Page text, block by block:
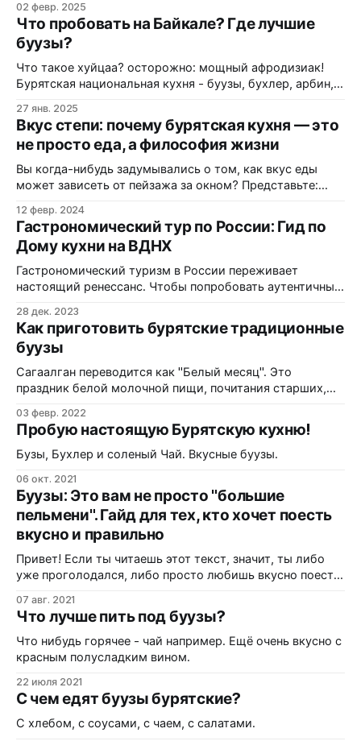
макушке и ровно 33 защипами. Бурятская кухня — это
не просто еда: это зашифрованный язык кочевой
цивилизации, где форма каждого изделия несёт
сакральный смысл. В этой статье вы узнаете: как
появились буузы и
02 февр. 2025
Что пробовать на Байкале? Где лучшие
буузы?
Что такое хуйцаа? осторожно: мощный афродизиак!
Бурятская национальная кухня - буузы, бухлер, арбин,
нужно пробовать гостям Байкала и то, что очень любим
мы, местные жители. Мы решили объехать самые
популярные кафе бурятской кухни в Иркутске и
выяснить, где вкуснее! Буузы и не только:
27 янв. 2025
Вкус степи: почему бурятская кухня — это
не просто еда, а философия жизни
Вы когда-нибудь задумывались о том, как вкус еды
может зависеть от пейзажа за окном? Представьте:
буддийских ступ и воздух, который кажется прозрачнее
самого чистого стекла. Именно в таких декорациях
рождается кулинария кочевников — простая, сытная и
удивительно честная. В ней нет места сложным соусам
или
12 февр. 2024
Гастрономический тур по России: Гид по
Дому кухни на ВДНХ
Гастрономический туризм в России переживает
настоящий ренессанс. Чтобы попробовать аутентичный
обязательно лететь через всю страну. В Москве, в
рамках форума на ВДНХ, открылся уникальный
фудмолл — Дом Российской Кухни. Это не просто
набор корнеров, а настоящая карта вкусов: от
Калининграда до Камчатки. В этой
28 дек. 2023
Как приготовить бурятские традиционные
буузы
Сагаалган переводится как "Белый месяц". Это
праздник белой молочной пищи, почитания старших,
чистоты помыслов, надежды и добрых ожиданий.
Празднование В буддийской традиции празднование
Нового года приходится в разные годы на период
весеннее новолуние
03 февр. 2022
Пробую настоящую Бурятскую кухню!
Бузы, Бухлер и соленый Чай. Вкусные буузы.
06 окт. 2021
Буузы: Это вам не просто "большие
пельмени". Гайд для тех, кто хочет поесть
вкусно и правильно
Привет! Если ты читаешь этот текст, значит, ты либо
уже проголодался, либо просто любишь вкусно поесть.
все мы любим пельмени, манты и хинкали. Но буузы
(или, как их называют в народе, позы) — это отдельная
гастрономическая религия. Сегодня я
07 авг. 2021
Что лучше пить под буузы?
Что нибудь горячее - чай например. Ещё очень вкусно с
красным полусладким вином.
22 июля 2021
С чем едят буузы бурятские?
С хлебом, с соусами, с чаем, с салатами.